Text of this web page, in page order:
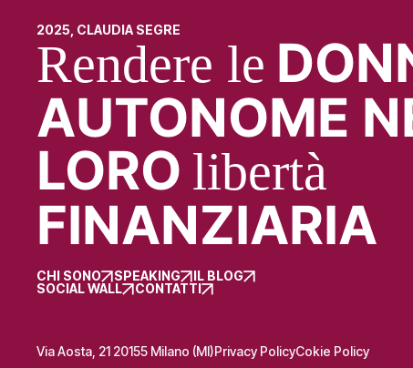
2025, CLAUDIA SEGRE
Rendere le
AUTONOME
LORO libertà
FINANZIARIA
CHI SONO SPEAKING
IL BLOG
SOCIAL WALL
CONTATTI
Via Aosta, 21 20155 Milano (MI)Privacy PolicyCokie Policy